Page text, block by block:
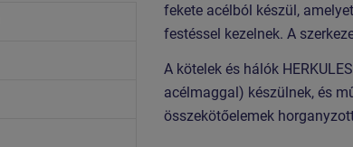
fekete acélból készül,
festéssel kezelnek. A
A kötelek és hálók
acélmaggal) készülnek, és
összekötőelemek